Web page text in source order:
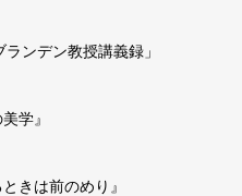
ンデン教授講義録」
学』
きは前のめり』